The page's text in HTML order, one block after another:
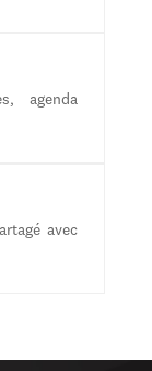
agenda
avec